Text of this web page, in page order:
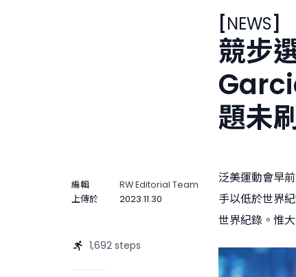
[NEWS]
競步
題未
編輯
RW Editorial Team
上傳於
2023.11.30
1,692 steps
泛美運動會早
手以低於世界
世界紀錄。惟